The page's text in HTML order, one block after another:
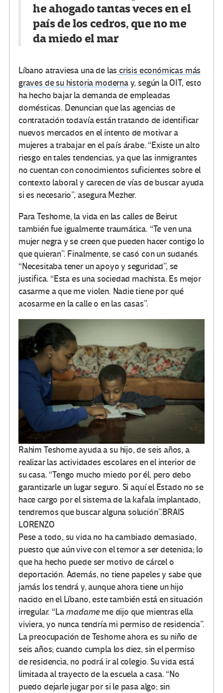
he ahogado tantas veces en el
país de los cedros, que no me
da miedo el mar
Líbano atraviesa una de las crisis económicas más
graves de su historia modernay, según la OIT, esto
ha hecho bajar la demanda de empleadas
domésticas. Denuncian que las agencias de
contratación todavía están tratando de identificar
nuevos mercados en el intento de motivar a
mujeres a trabajar en el país árabe. “Existe un alto
riesgo en tales tendencias, ya que las inmigrantes
no cuentan con conocimientos suficientes sobre el
contexto laboral y carecen de vías de buscar ayuda
si es necesario”, asegura Mezher.
Para Teshome, la vida en las calles de Beirut
también fue igualmente traumática. “Te ven una
mujer negra y se creen que pueden hacer contigo lo
que quieran”. Finalmente, se casó con un sudanés.
“Necesitaba tener un apoyo y seguridad”, se
justifica. “Esta es una sociedad machista. Es mejor
casarme a que me violen. Nadie tiene por qué
acosarme en la calle o en las casas”.
Rahim Teshome ayuda a su hijo, de seis años, a
realizar las actividades escolares en el interior de
su casa. “Tengo mucho miedo por él, pero debo
garantizarle un lugar seguro. Si aquí el Estado no se
hace cargo por el sistema de la kafala implantado,
tendremos que buscar alguna solución”.BRAIS
LORENZO
Pese a todo, su vida no ha cambiado demasiado,
puesto que aún vive con el temor a ser detenida; lo
que ha hecho puede ser motivo de cárcel o
deportación. Además, no tiene papeles y sabe que
jamás los tendrá y, aunque ahora tiene un hijo
nacido en el Líbano, este también está en situación
irregular. “Lamadameme dijo que mientras ella
viviera, yo nunca tendría mi permiso de residencia”.
La preocupación de Teshome ahora es su niño de
seis años; cuando cumpla los diez, sin el permiso
de residencia, no podrá ir al colegio. Su vida está
limitada al trayecto de la escuela a casa. “No
puedo dejarle jugar por si le pasa algo; sin